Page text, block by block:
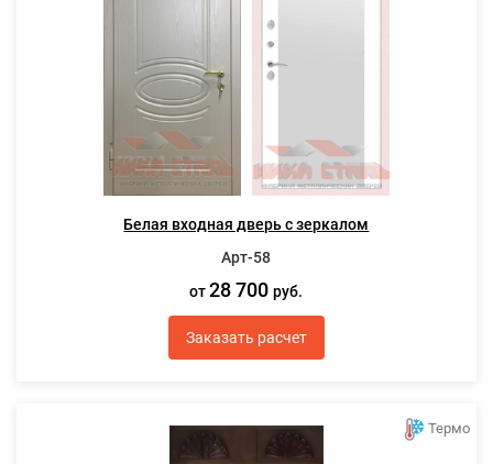
Белая входная дверь с зеркалом
Арт-58
от28 700руб.
Заказать расчет
Термо